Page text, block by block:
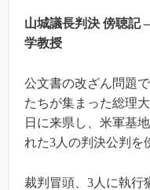
山城議長判決 傍聴記
学教授
公文書の改ざん問題
たちが集まった総理
日に来県し、米軍基
れた3人の判決公判を
裁判冒頭、3人に執行